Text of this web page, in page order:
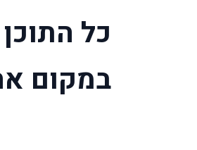
כל
במקום